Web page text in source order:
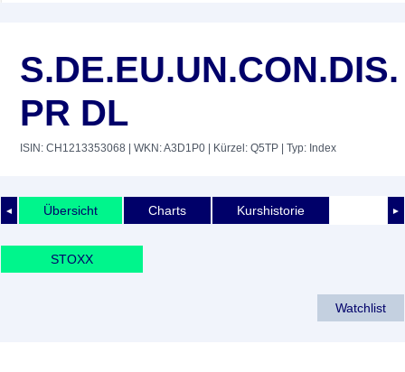
S.DE.EU.UN.CON.DIS.
PR DL
ISIN: CH1213353068 | WKN: A3D1P0 | Kürzel: Q5TP | Typ: Index
◄ ►
Übersicht Charts Kurshistorie
STOXX
Watchlist